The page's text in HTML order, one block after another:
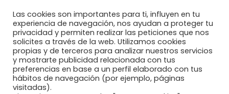
Las cookies son importantes para ti, influyen en tu
experiencia de navegación, nos ayudan a proteger tu
privacidad y permiten realizar las peticiones que nos
solicites a través de la web. Utilizamos cookies
propias y de terceros para analizar nuestros servicios
y mostrarte publicidad relacionada con tus
preferencias en base a un perfil elaborado con tus
hábitos de navegación (por ejemplo, páginas
visitadas).